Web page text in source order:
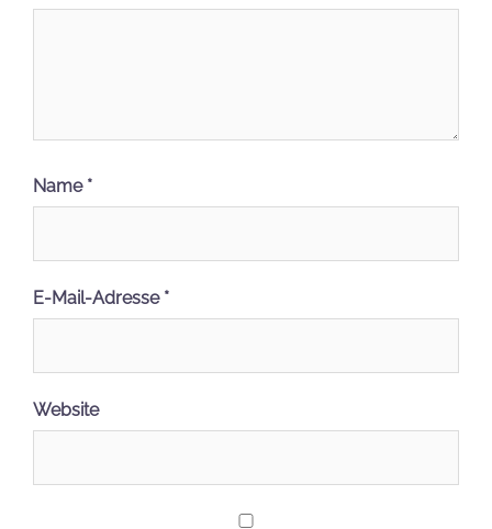
Name *
E-Mail-Adresse *
Website